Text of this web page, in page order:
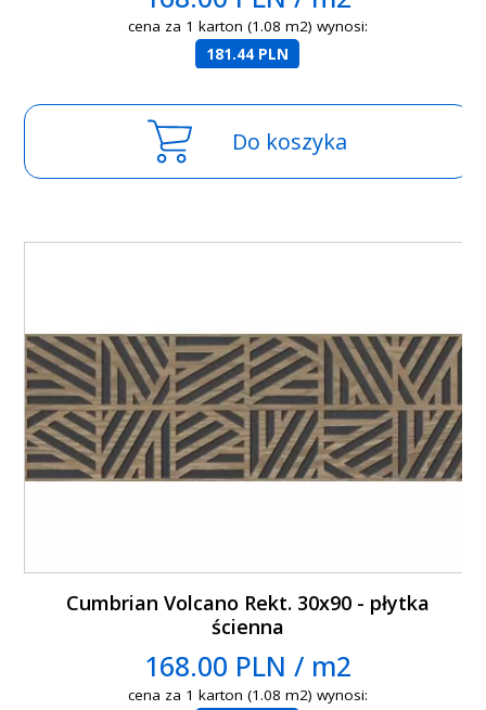
cena za 1 karton (1.08 m2) wynosi:
181.44 PLN
Do koszyka
Cumbrian Volcano Rekt. 30x90 - płytka
ścienna
168.00 PLN / m2
cena za 1 karton (1.08 m2) wynosi: